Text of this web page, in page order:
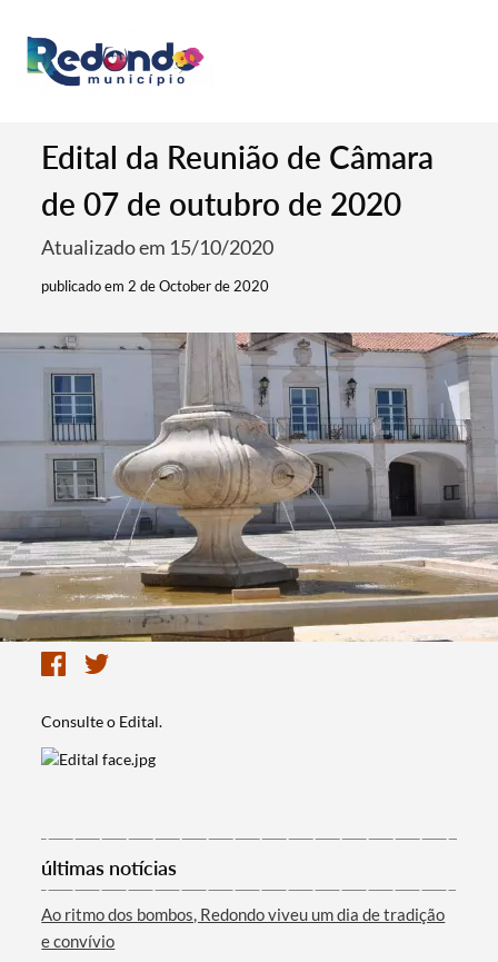
Edital da Reunião de Câmara
de 07 de outubro de 2020
Atualizado em 15/10/2020
publicado em 2 de October de 2020
Consulte o Edital.
últimas notícias
Ao ritmo dos bombos, Redondo viveu um dia de tradição
e convívio